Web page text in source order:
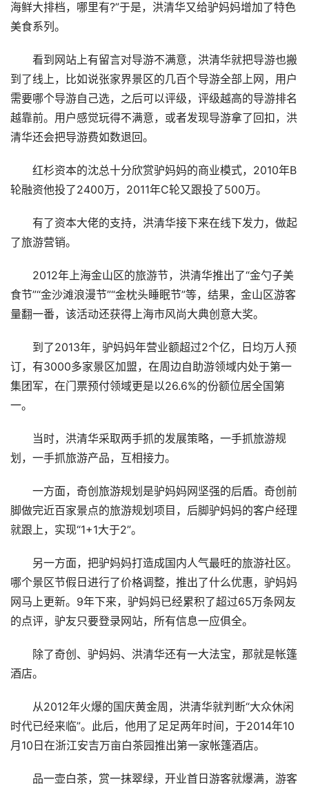
海鲜大排档，哪里有?”于是，洪清华又给驴妈妈增加了特色
美食系列。
看到网站上有留言对导游不满意，洪清华就把导游也搬
到了线上，比如说张家界景区的几百个导游全部上网，用户
需要哪个导游自己选，之后可以评级，评级越高的导游排名
越靠前。用户感觉玩得不满意，或者发现导游拿了回扣，洪
清华还会把导游费如数退回。
红杉资本的沈总十分欣赏驴妈妈的商业模式，2010年B
轮融资他投了2400万，2011年C轮又跟投了500万。
有了资本大佬的支持，洪清华接下来在线下发力，做起
了旅游营销。
2012年上海金山区的旅游节，洪清华推出了“金勺子美
食节”“金沙滩浪漫节”“金枕头睡眠节”等，结果，金山区游客
量翻一番，该活动还获得上海市风尚大典创意大奖。
到了2013年，驴妈妈年营业额超过2个亿，日均万人预
订，有3000多家景区加盟，在周边自助游领域内处于第一
集团军，在门票预付领域更是以26.6%的份额位居全国第
一。
当时，洪清华采取两手抓的发展策略，一手抓旅游规
划，一手抓旅游产品，互相接力。
一方面，奇创旅游规划是驴妈妈网坚强的后盾。奇创前
脚做完近百家景点的旅游规划项目，后脚驴妈妈的客户经理
就跟上，实现“1+1大于2”。
另一方面，把驴妈妈打造成国内人气最旺的旅游社区。
哪个景区节假日进行了价格调整，推出了什么优惠，驴妈妈
网马上更新。9年下来，驴妈妈已经累积了超过65万条网友
的点评，驴友只要登录网站，所有信息一应俱全。
除了奇创、驴妈妈、洪清华还有一大法宝，那就是帐篷
酒店。
从2012年火爆的国庆黄金周，洪清华就判断“大众休闲
时代已经来临”。此后，他用了足足两年时间，于2014年10
月10日在浙江安吉万亩白茶园推出第一家帐篷酒店。
品一壶白茶，赏一抹翠绿，开业首日游客就爆满，游客